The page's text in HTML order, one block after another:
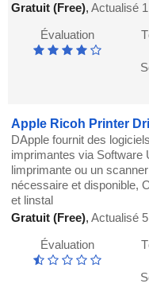
Gratuit (Free),Actualisé
Évaluation
Apple Ricoh Printer
DApple fournit des
imprimantes via Software
limprimante ou un
nécessaire et disponible,
et linstal
Gratuit (Free),Actualisé
Évaluation